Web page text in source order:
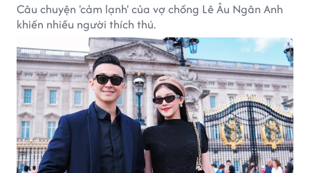
Câu chuyện 'cảm lạnh' của vợ chồng Lê Âu Ngân Anh
khiến nhiều người thích thú.